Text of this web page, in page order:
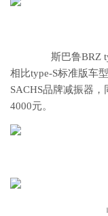
斯巴鲁BRZ
相比type-S标准版车
SACHS品牌减振器
4000元。